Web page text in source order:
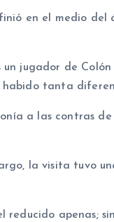
en el medio del
un jugador de
tanta
a las contras de
la visita tuvo
reducido apenas;